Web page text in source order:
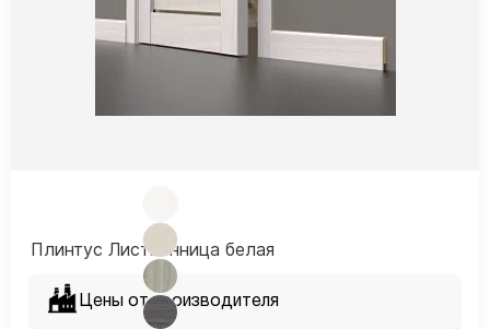
Плинтус Лиственница белая
Цены от производителя